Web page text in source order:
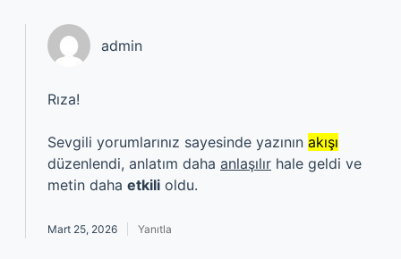
admin
Rıza!
Sevgili yorumlarınız sayesinde yazının akışı
düzenlendi, anlatım daha anlaşılır hale geldi ve
metin daha etkili oldu.
Mart 25, 2026 Yanıtla